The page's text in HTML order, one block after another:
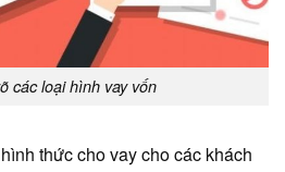
các loại hình vay vốn
thức cho vay cho các khách